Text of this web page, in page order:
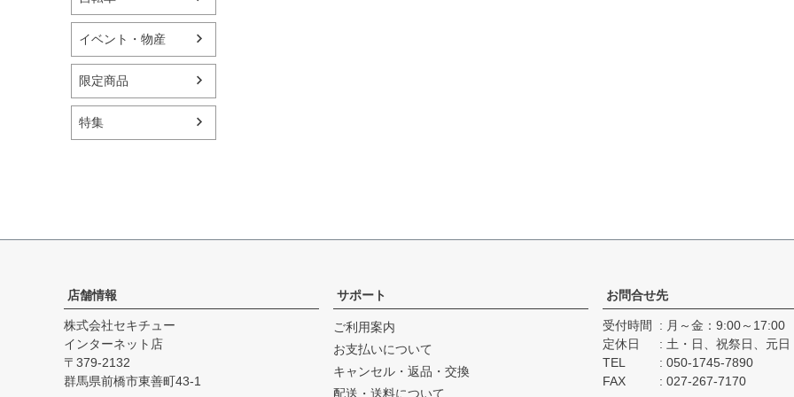
イベント・物産
限定商品
特集
店舗情報
株式会社セキチュー
インターネット店
379-2132
群馬県前橋市東善町43-1
サポート
ご利用案内
お支払いについて
キャンセル・返品・交換
配送・送料について
お問合せ先
受付時間
月～金：9:00～17:00
定休日
土・日、祝祭日、元日
TEL
050-1745-7890
FAX
027-267-7170